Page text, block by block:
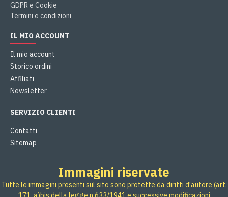
GDPR e Cookie
Termini e condizioni
IL MIO ACCOUNT
Il mio account
Storico ordini
Affiliati
Newsletter
SERVIZIO CLIENTI
Contatti
Sitemap
Immagini riservate
Tutte le immagini presenti sul sito sono protette da diritti d'autore (art.